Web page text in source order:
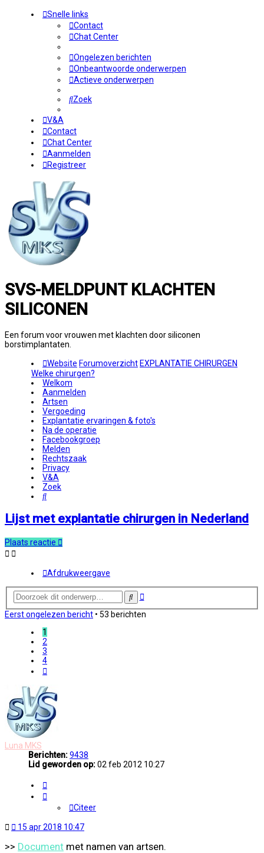
Snelle links
Contact
Chat Center
Ongelezen berichten
Onbeantwoorde onderwerpen
Actieve onderwerpen
Zoek
V&A
Contact
Chat Center
Aanmelden
Registreer
SVS-MELDPUNT KLACHTEN
SILICONEN
Een forum voor vrouwen met klachten door siliconen
borstimplantaten.
Website Forumoverzicht EXPLANTATIE CHIRURGEN
Welke chirurgen?
Welkom
Aanmelden
Artsen
Vergoeding
Explantatie ervaringen & foto's
Na de operatie
Facebookgroep
Melden
Rechtszaak
Privacy
V&A
Zoek
Zoek
Lijst met explantatie chirurgen in Nederland
Plaats reactie
Afdrukweergave
ZoekUitgebreid
Eerst ongelezen bericht • 53 berichten
1
2
3
4
Luna MKS
Berichten:9438
Lid geworden op:02 feb 2012 10:27
Citeer
Ongelezen
bericht
15 apr 2018 10:47
>> Document met namen van artsen.